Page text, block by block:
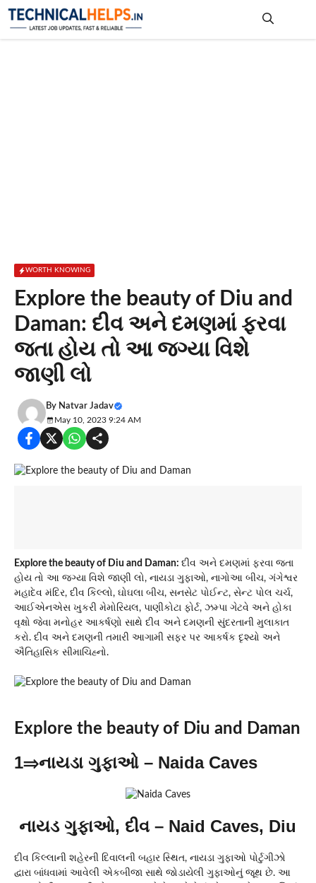
Skip
WORTH KNOWING
Explore the beauty of Diu and
Daman: દીવ અને દમણમાં ફરવા
જતા હોય તો આ જગ્યા વિશે
જાણી લો
By Natvar Jadav
May 10, 2023 9:24 AM
Explore the beauty of Diu and Daman: દીવ અને દમણમાં ફરવા જતા
હોય તો આ જગ્યા વિશે જાણી લો, નાયડા ગુફાઓ, નાગોઆ બીચ, ગંગેશ્વર
મહાદેવ મંદિર, દીવ કિલ્લો, ઘોઘલા બીચ, સનસેટ પોઈન્ટ, સેન્ટ પોલ ચર્ચ,
આઈએનએસ ખુકરી મેમોરિયલ, પાણીકોટા ફોર્ટ, ઝમ્પા ગેટવે અને હોકા
વૃક્ષો જેવા મનોહર આકર્ષણો સાથે દીવ અને દમણની સુંદરતાની મુલાકાત
કરો. દીવ અને દમણની તમારી આગામી સફર પર આકર્ષક દૃશ્યો અને
ઐતિહાસિક સીમાચિહ્નો.
Explore the beauty of Diu and Daman
1⇒નાયડા ગુફાઓ – Naida Caves
નાયડ ગુફાઓ, દીવ – Naid Caves, Diu
દીવ કિલ્લાની શહેરની દિવાલની બહાર સ્થિત, નાયડા ગુફાઓ પોર્ટુગીઝો
દ્વારા બાંધવામાં આવેલી એકબીજા સાથે જોડાયેલી ગુફાઓનું જૂથ છે. આ